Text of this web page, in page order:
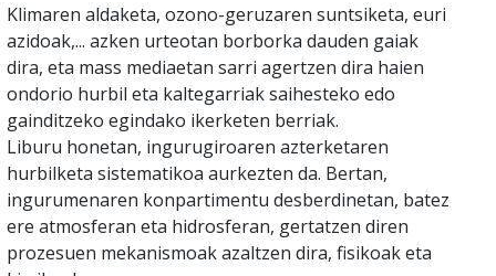
Klimaren aldaketa, ozono-geruzaren suntsiketa, euri
azidoak,... azken urteotan borborka dauden gaiak
dira, eta mass mediaetan sarri agertzen dira haien
ondorio hurbil eta kaltegarriak saihesteko edo
gainditzeko egindako ikerketen berriak.
Liburu honetan, ingurugiroaren azterketaren
hurbilketa sistematikoa aurkezten da. Bertan,
ingurumenaren konpartimentu desberdinetan, batez
ere atmosferan eta hidrosferan, gertatzen diren
prozesuen mekanismoak azaltzen dira, fisikoak eta